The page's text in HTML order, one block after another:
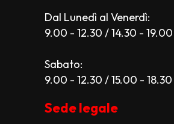
Dal Lunedì al Venerdì:
9.00 - 12.30 / 14.30 - 19.00
Sabato:
9.00 - 12.30 / 15.00 - 18.30
Sede legale